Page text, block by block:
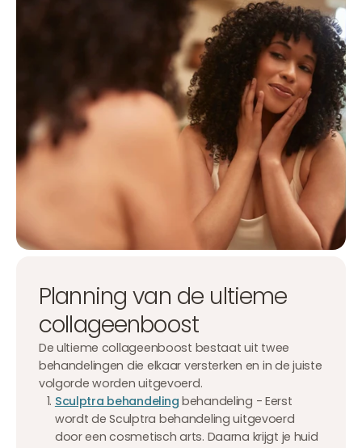
Planning van de ultieme
collageenboost
De ultieme collageenboost bestaat uit twee
behandelingen die elkaar versterken en in de juiste
volgorde worden uitgevoerd.
Sculptra behandeling behandeling - Eerst
wordt de Sculptra behandeling uitgevoerd
door een cosmetisch arts. Daarna krijgt je huid